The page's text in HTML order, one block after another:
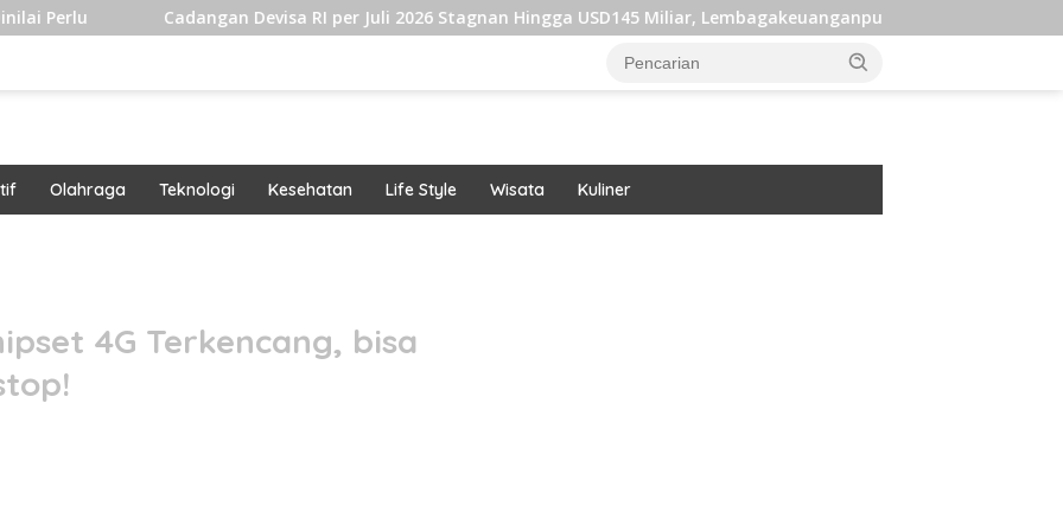
Cadangan Devisa RI per Juli 2026 Stagnan Hingga USD145 Miliar, Lembagakeuanganpusat Ungkap Pengaruh Domestik dan
Olahraga Teknologi Kesehatan Life Style Wisata Kuliner
4G Terkencang, bisa